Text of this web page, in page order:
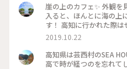
崖の上のカフェ✨ 外観を見
入ると、ほんとに海の上
2019.10.22
高知県は芸西村のSEA
高で時が経つのを忘れて